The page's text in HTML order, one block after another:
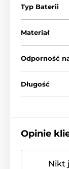
Typ Baterii
Materiał
Odporność
Długość
Opinie
Nikt